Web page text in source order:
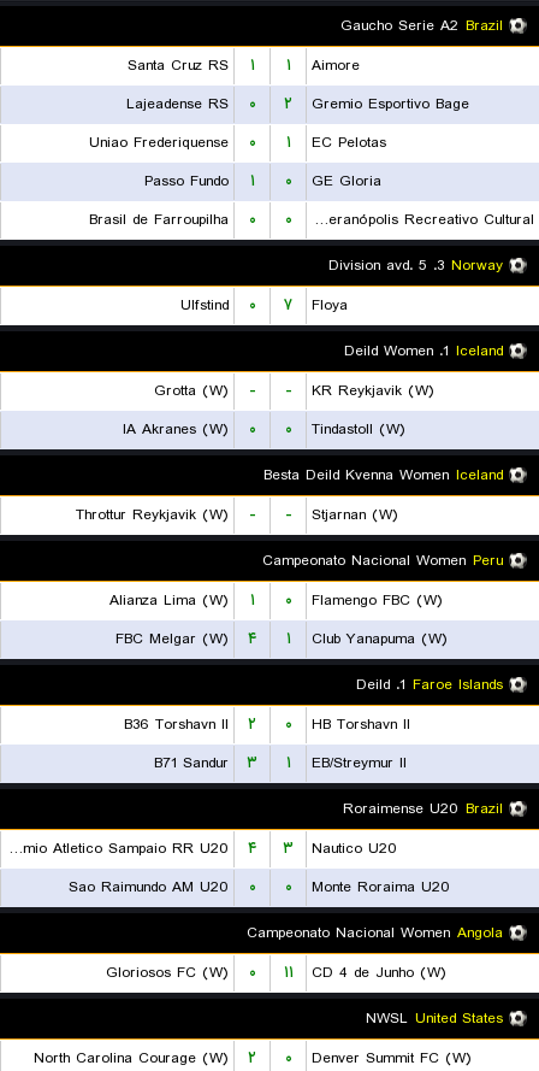
Brazil
Gaucho Serie A2
Aimore
۱ ۱
Santa Cruz RS
Gremio Esportivo Bage
۲ ۰
Lajeadense RS
EC Pelotas
۱ ۰
Uniao Frederiquense
GE Gloria
۰ ۱
Passo Fundo
EC Veranópolis Recreativo Cultural
۰ ۰
Brasil de Farroupilha
Norway
3. Division avd. 5
Floya
۷ ۰
Ulfstind
Iceland
1. Deild Women
KR Reykjavik (W)
-
-
Grotta (W)
Tindastoll (W)
۰ ۰
IA Akranes (W)
Iceland
Besta Deild Kvenna Women
Stjarnan (W)
-
-
Throttur Reykjavik (W)
Peru
Campeonato Nacional Women
Flamengo FBC (W)
۰ ۱
Alianza Lima (W)
Club Yanapuma (W)
۱ ۴
FBC Melgar (W)
Faroe Islands
1. Deild
HB Torshavn II
۰ ۲
B36 Torshavn II
EB/Streymur II
۱ ۳
B71 Sandur
Brazil
Roraimense U20
Nautico U20
۳ ۴
Gremio Atletico Sampaio RR U20
Monte Roraima U20
۰ ۰
Sao Raimundo AM U20
Angola
Campeonato Nacional Women
CD 4 de Junho (W)
۱۱ ۰
Gloriosos FC (W)
United States
NWSL
Denver Summit FC (W)
۰ ۲
North Carolina Courage (W)